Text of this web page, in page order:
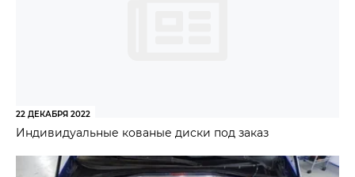
22 ДЕКАБРЯ 2022
Индивидуальные кованые диски под заказ